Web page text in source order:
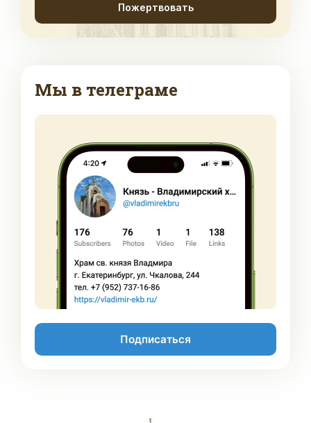
Пожертвовать
Мы в телеграме
Подписаться